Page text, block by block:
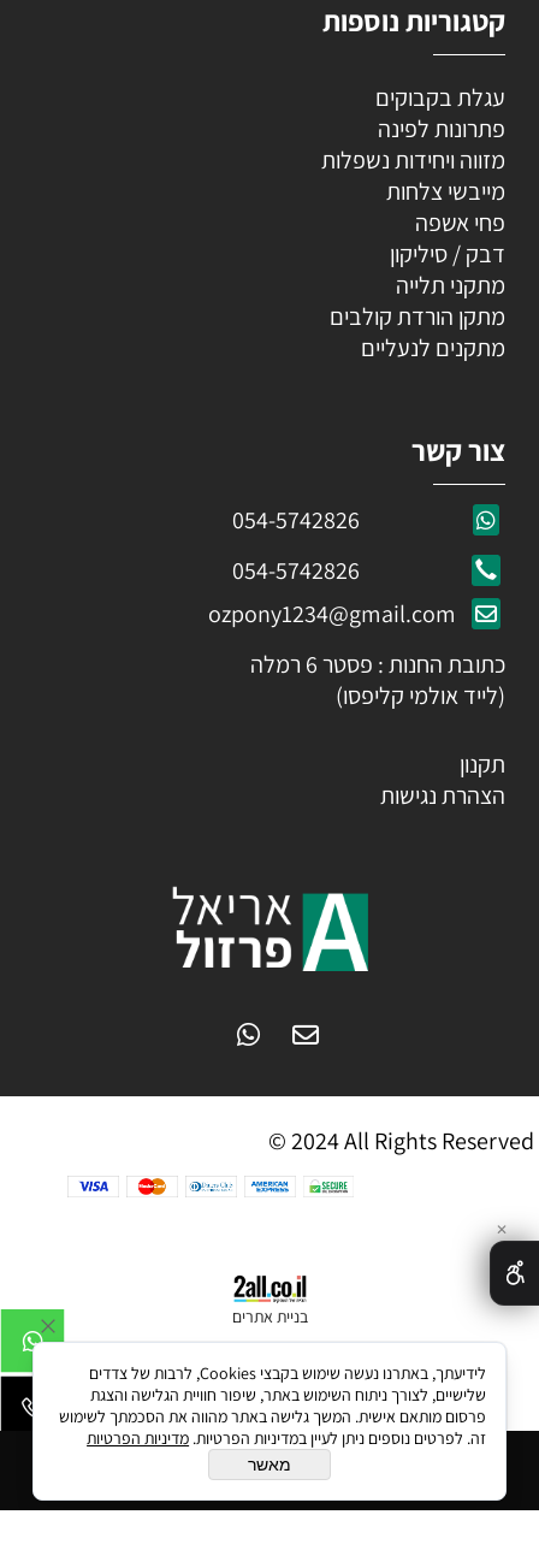
הוסף לסל
קטגוריות נוספות
עגלת בקבוקים
פתרונות לפינה
מזווה ויחידות נשפלות
מייבשי צלחות
פחי אשפה
דבק / סיליקון
מתקני תלייה
מתקן הורדת קולבים
מתקנים לנעליים
צור קשר
054-5742826
054-5742826
ozpony1234@gmail.com
כתובת החנות : פסטר 6 רמלה
(לייד אולמי קליפסו)
תקנון
הצהרת נגישות
© 2024 All Rights Reserved
בניית אתרים
✕
לידיעתך, באתרנו נעשה שימוש בקבצי Cookies, לרבות של צדדים
שלישיים, לצורך ניתוח השימוש באתר, שיפור חוויית הגלישה והצגת
פרסום מותאם אישית. המשך גלישה באתר מהווה את הסכמתך לשימוש
זה. לפרטים נוספים ניתן לעיין במדיניות הפרטיות. מדיניות הפרטיות
מאשר